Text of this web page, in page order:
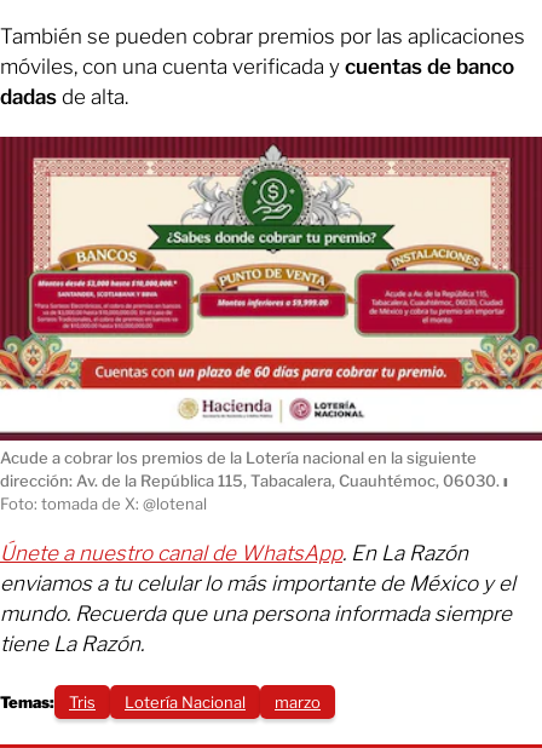
También se pueden cobrar premios por las aplicaciones
móviles, con una cuenta verificada y cuentas de banco
dadas de alta.
Acude a cobrar los premios de la Lotería nacional en la siguiente
dirección: Av. de la República 115, Tabacalera, Cuauhtémoc, 06030. ı
Foto: tomada de X: @lotenal
Únete a nuestro canal de WhatsApp. En La Razón
enviamos a tu celular lo más importante de México y el
mundo. Recuerda que una persona informada siempre
tiene La Razón.
Temas: Tris Lotería Nacional marzo